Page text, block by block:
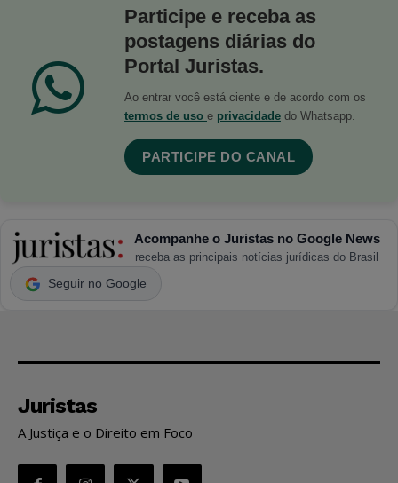
Participe e receba as
postagens diárias do
Portal Juristas.
Ao entrar você está ciente e de acordo com os
termos de uso e privacidade do Whatsapp.
PARTICIPE DO CANAL
Acompanhe o Juristas no Google News
receba as principais notícias jurídicas do Brasil
Seguir no Google
Juristas
A Justiça e o Direito em Foco